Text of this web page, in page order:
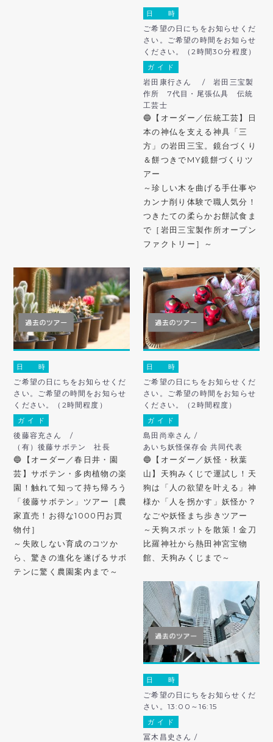
日 時
ご希望の日にちをお知らせくだ
さい。ご希望の時間をお知らせ
ください。（2時間30分程度）
ガ イ ド
岩田康行さん / 岩田三宝製
作所 7代目・尾張仏具 伝統
工芸士
🔵【オーダー／伝統工芸】日
本の神仏を支える神具「三
方」の岩田三宝。鏡台づくり
＆餅つきでMY鏡餅づくりツ
アー
～珍しい木を曲げる手仕事や
カンナ削り体験で職人気分！
つきたての柔らかお餅試食ま
で［岩田三宝製作所オープン
ファクトリー］～
日 時
ご希望の日にちをお知らせくだ
さい。ご希望の時間をお知らせ
ください。（2時間程度）
ガ イ ド
後藤容充さん /
（有）後藤サボテン 社長
🔵【オーダー／春日井・園
芸】サボテン・多肉植物の楽
園！触れて知って持ち帰ろう
「後藤サボテン」ツアー［農
家直売！お得な1000円お買
物付］
～失敗しない育成のコツか
ら、驚きの進化を遂げるサボ
テンに驚く農園案内まで～
日 時
ご希望の日にちをお知らせくだ
さい。ご希望の時間をお知らせ
ください。（2時間程度）
ガ イ ド
島田尚幸さん /
あいち妖怪保存会 共同代表
🔵【オーダー／妖怪・秋葉
山】天狗みくじで運試し！天
狗は「人の欲望を叶える」神
様か「人を拐かす」妖怪か？
なごや妖怪まち歩きツアー
～天狗スポットを散策！金刀
比羅神社から熱田神宮宝物
館、天狗みくじまで～
日 時
ご希望の日にちをお知らせくだ
さい。13:00～16:15
ガ イ ド
冨木昌史さん /